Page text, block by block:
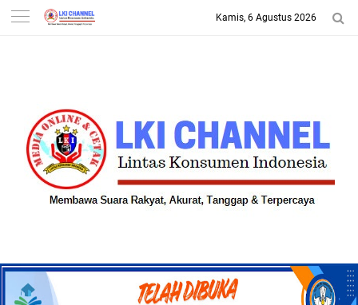
-->
Kamis, 6 Agustus 2026